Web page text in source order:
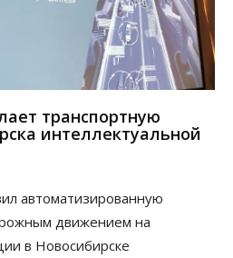
транспортную
интеллектуальной
автоматизированную
движением на
в Новосибирске